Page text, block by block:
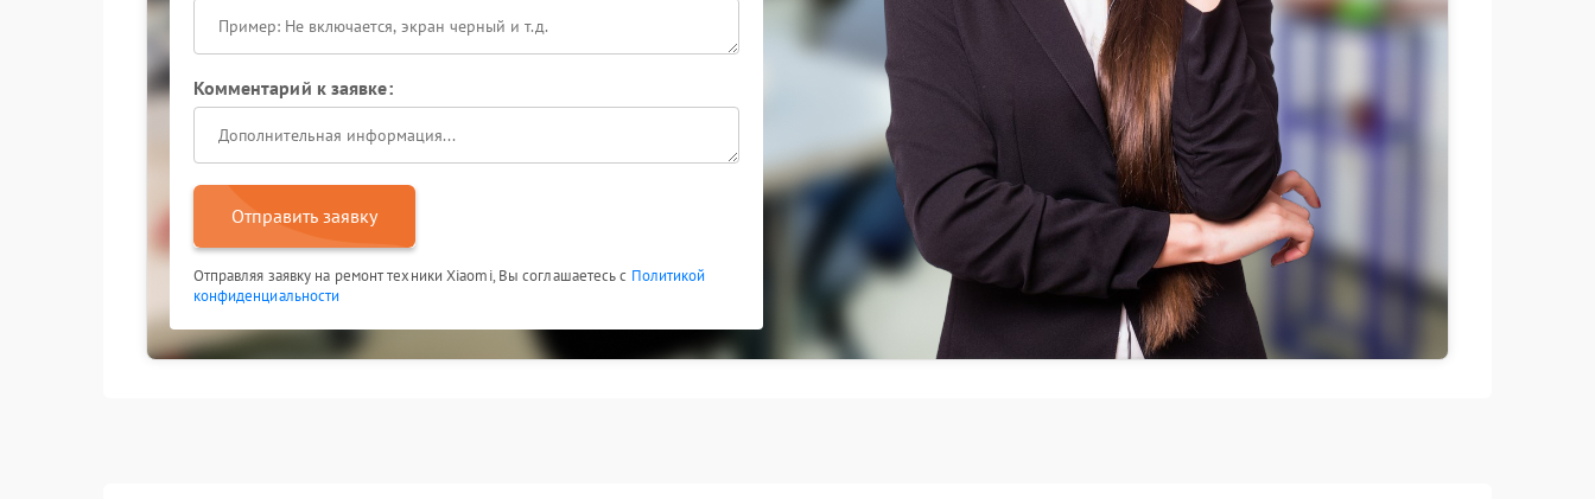
Комментарий к заявке:
Отправить заявку
Отправляя заявку на ремонт техники Xiaomi, Вы соглашаетесь с Политикой
конфиденциальности